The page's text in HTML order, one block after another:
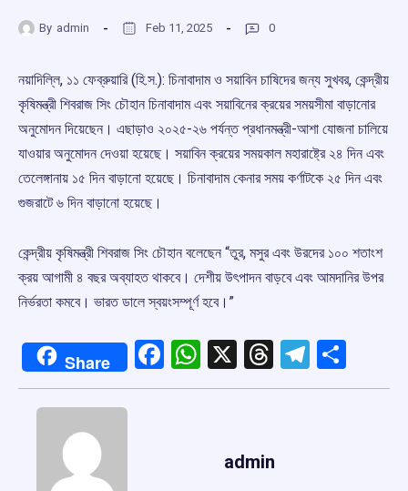
By admin Feb 11, 2025 0
নয়াদিল্লি, ১১ ফেব্রুয়ারি (হি.স.): চিনাবাদাম ও সয়াবিন চাষিদের জন্য সুখবর, কেন্দ্রীয়
কৃষিমন্ত্রী শিবরাজ সিং চৌহান চিনাবাদাম এবং সয়াবিনের ক্রয়ের সময়সীমা বাড়ানোর
অনুমোদন দিয়েছেন। এছাড়াও ২০২৫-২৬ পর্যন্ত প্রধানমন্ত্রী-আশা যোজনা চালিয়ে
যাওয়ার অনুমোদন দেওয়া হয়েছে। সয়াবিন ক্রয়ের সময়কাল মহারাষ্ট্রে ২৪ দিন এবং
তেলেঙ্গানায় ১৫ দিন বাড়ানো হয়েছে। চিনাবাদাম কেনার সময় কর্ণাটকে ২৫ দিন এবং
গুজরাটে ৬ দিন বাড়ানো হয়েছে।
কেন্দ্রীয় কৃষিমন্ত্রী শিবরাজ সিং চৌহান বলেছেন “তুর, মসুর এবং উরদের ১০০ শতাংশ
ক্রয় আগামী ৪ বছর অব্যাহত থাকবে। দেশীয় উৎপাদন বাড়বে এবং আমদানির উপর
নির্ভরতা কমবে। ভারত ডালে স্বয়ংসম্পূর্ণ হবে।”
Share Facebook
WhatsApp
X Threads
admin